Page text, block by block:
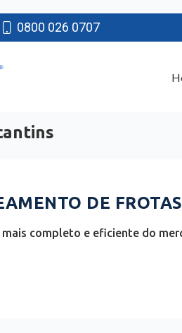
0800 026 0707
DE
mais completo e eficiente do